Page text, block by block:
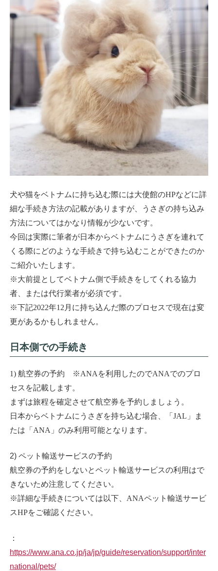
犬や猫をベトナムに持ち込む際には大使館のHPなどに詳
細な手続き方法の記載がありますが、うさぎの持ち込み
方法についてはかなり情報が少ないです。
今回は実際に筆者が日本からベトナムにうさぎを連れて
くる際にどのような手続きで持ち込むことができたのか
ご紹介いたします。
※大前提としてベトナム側で手続きをしてくれる協力
者、または代行業者が必須です。
※下記2022年12 月に持ち込んだ際のプロセスで現在は変
更があるかもしれません。
日本側での手続き
1) 航空券の予約 ※ANA を利用したのでANAでのプロ
セスを記載します。
まずは旅程を確定させて航空券を予約しましょう。
日本からベトナムにうさぎを持ち込む場合、
「JAL 」ま
たは 「ANA」 のみ利用可能となります。
2) ペット輸送サービスの予約
航空券の予約をしないとペット輸送サービスの利用はで
きないため注意してください。
※詳細な手続きについては以下、 ANAペット輸送サービ
スHPをご確認ください。
：
https://www.ana.co.jp/ja/jp/guide/reservation/support/inter
national/pets/